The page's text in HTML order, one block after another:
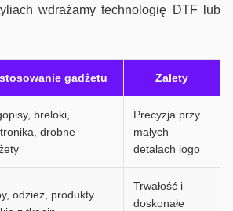
wdrażamy technologię DTF lub
gadżetu Zalety
breloki,
drobne
Precyzja przy
małych
detalach logo
odzież, produkty
Trwałość i
doskonałe